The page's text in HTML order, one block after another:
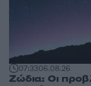
07:3306.08.26
Ζώδια: Οι